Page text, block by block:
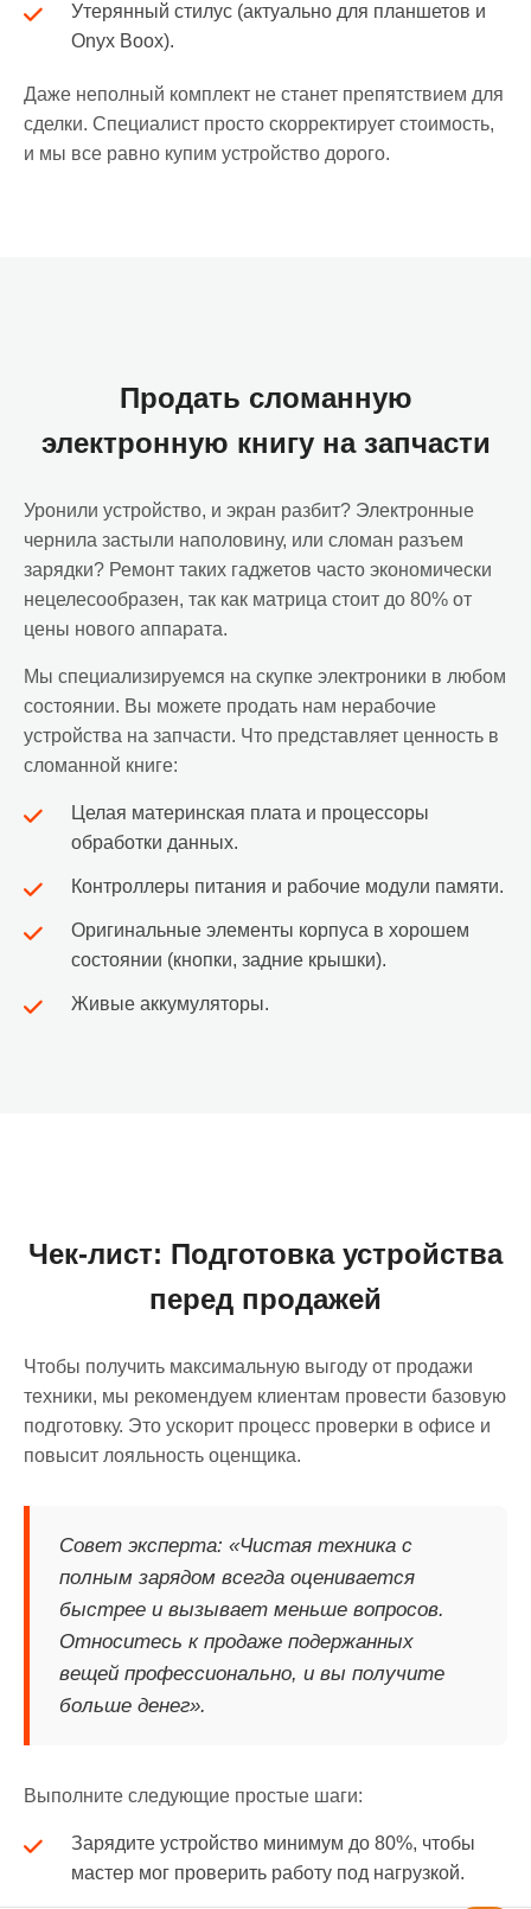
Утерянный стилус (актуально для планшетов и
Onyx Boox).
Даже неполный комплект не станет препятствием для
сделки. Специалист просто скорректирует стоимость,
и мы все равно купим устройство дорого.
Продать сломанную
электронную книгу на запчасти
Уронили устройство, и экран разбит? Электронные
чернила застыли наполовину, или сломан разъем
зарядки? Ремонт таких гаджетов часто экономически
нецелесообразен, так как матрица стоит до 80% от
цены нового аппарата.
Мы специализируемся на скупке электроники в любом
состоянии. Вы можете продать нам нерабочие
устройства на запчасти. Что представляет ценность в
сломанной книге:
Целая материнская плата и процессоры
обработки данных.
Контроллеры питания и рабочие модули памяти.
Оригинальные элементы корпуса в хорошем
состоянии (кнопки, задние крышки).
Живые аккумуляторы.
Чек-лист: Подготовка устройства
перед продажей
Чтобы получить максимальную выгоду от продажи
техники, мы рекомендуем клиентам провести базовую
подготовку. Это ускорит процесс проверки в офисе и
повысит лояльность оценщика.
Совет эксперта: «Чистая техника с
полным зарядом всегда оценивается
быстрее и вызывает меньше вопросов.
Относитесь к продаже подержанных
вещей профессионально, и вы получите
больше денег».
Выполните следующие простые шаги:
Зарядите устройство минимум до 80%, чтобы
мастер мог проверить работу под нагрузкой.